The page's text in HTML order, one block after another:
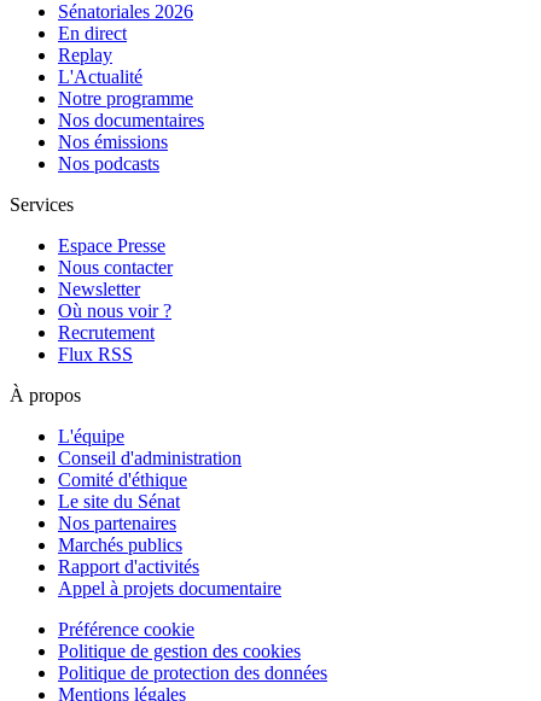
Sénatoriales 2026
En direct
Replay
L'Actualité
Notre programme
Nos documentaires
Nos émissions
Nos podcasts
Services
Espace Presse
Nous contacter
Newsletter
Où nous voir ?
Recrutement
Flux RSS
À propos
L'équipe
Conseil d'administration
Comité d'éthique
Le site du Sénat
Nos partenaires
Marchés publics
Rapport d'activités
Appel à projets documentaire
Préférence cookie
Politique de gestion des cookies
Politique de protection des données
Mentions légales